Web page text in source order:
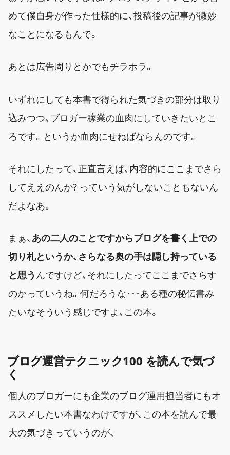
めて僕自身が作った仕様的に、投稿後の記事が微妙
なことになるもんで。
あとは広告周りとかでもチラホラ。
いずれにしても本書で得られた気づきの部分は取り
込みつつ、ブロガー稼業の血肉にしていきたいとこ
ろです。というか血肉にせねばならんのです。
それにしたって、正直言えば、内容的にここまでさら
してええのんか? っていう気がしないこともないん
だよなあ。
まぁ、 あの二人のことですからブログを書く上での
切り札というか、さらなる奥の手は隠し持っている
と思う んですけど、それにしたってここまでさらす
のかっていうね。何だろうな･･･ある種の秘伝書み
たいなそういう感じですよ、この本。
ブログ運営テクニック100 を読んで気づ
く
個人のブロガーにも企業のブログ運用担当者にもオ
ススメしたい本書なわけですが、この本を読んで最
大の気づきっていうのが、